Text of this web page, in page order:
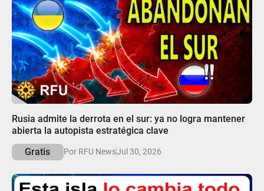
Rusia admite la derrota en el sur: ya no logra mantener
abierta la autopista estratégica clave
Gratis
Por RFU NewsJul 30, 2026